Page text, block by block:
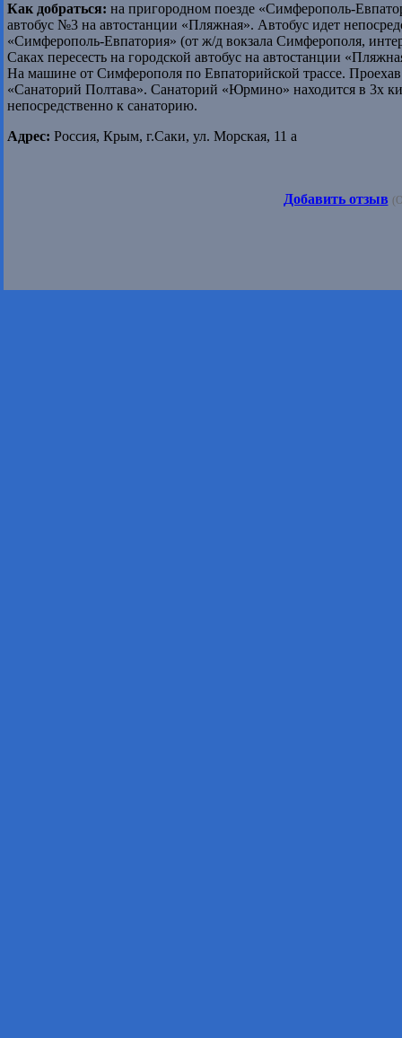
Как добраться: на пригородном поезде «Симферополь-
автобус №3 на автостанции «Пляжная». Автобус идет
«Симферополь-Евпатория» (от ж/д вокзала Симферополя,
Саках пересесть на городской автобус на автостанции
На машине от Симферополя по Евпаторийской трассе.
«Санаторий Полтава». Санаторий «Юрмино» находится в 3х
непосредственно к санаторию.
Адрес: Россия, Крым, г.Саки, ул. Морская, 11 а
Добавить отзыв